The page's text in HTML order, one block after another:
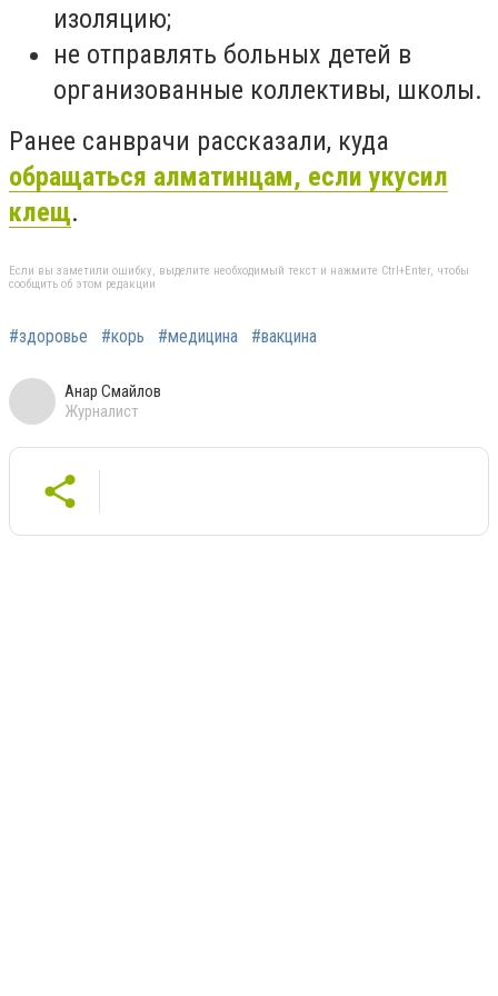
изоляцию;
не отправлять больных детей в
организованные коллективы, школы.
Ранее санврачи рассказали, куда
обращаться алматинцам, если укусил
клещ.
Если вы заметили ошибку, выделите необходимый текст и нажмите Ctrl+Enter, чтобы
сообщить об этом редакции
#здоровье #корь #медицина #вакцина
Анар Смайлов
Журналист